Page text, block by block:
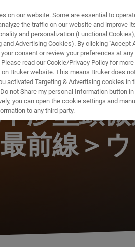
製品とソ
渉型顕
前線＞
on our website. Some are essential to
the traffic on our website and improve
and personalization (Functional
Advertising Cookies). By clicking "Accept
consent or review your preferences at
read our Cookie/Privacy Policy for
Bruker website. This means Bruker does
activated Targeting & Advertising cookies in
not Share my personal Information button
you can open the cookie settings and
to any third party.